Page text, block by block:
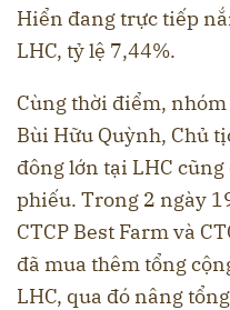
Hiển đang trực tiếp
LHC, tỷ lệ 7,44%.
Cùng thời điểm,
Bùi Hữu Quỳnh, Chủ
đông lớn tại LHC
phiếu. Trong 2 ngày
CTCP Best Farm và
đã mua thêm tổng
LHC, qua đó nâng